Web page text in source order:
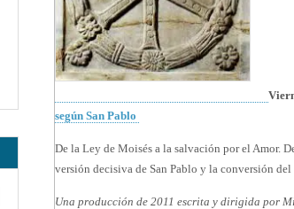
según San Pablo
De la Ley de Moisés a la salvación por el Amor.
versión decisiva de San Pablo y la conversión del
Una producción de 2011 escrita y dirigida por